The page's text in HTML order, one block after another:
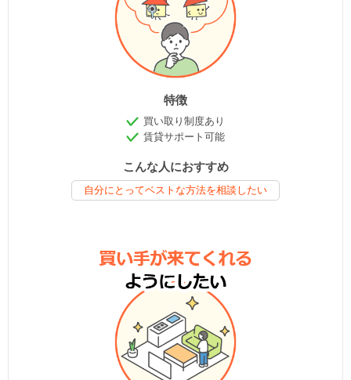
特徴
買い取り制度あり
賃貸サポート可能
こんな人におすすめ
自分にとってベストな方法を相談したい